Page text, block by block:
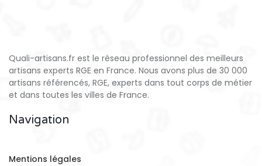
Quali-artisans.fr est le réseau professionnel des meilleurs
artisans experts RGE en France. Nous avons plus de 30 000
artisans référencés, RGE, experts dans tout corps de métier
et dans toutes les villes de France.
Navigation
Mentions légales